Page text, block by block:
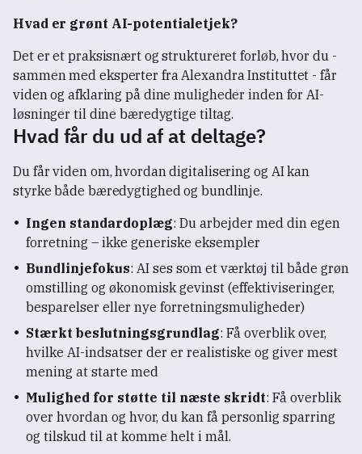
Hvad er grønt AI-potentialetjek?
Det er et praksisnært og struktureret forløb, hvor du -
sammen med eksperter fra Alexandra Instituttet - får
viden og afklaring på dine muligheder inden for AI-
løsninger til dine bæredygtige tiltag.
Hvad får du ud af at deltage?
Du får viden om, hvordan digitalisering og AI kan
styrke både bæredygtighed og bundlinje.
Ingen standardoplæg: Du arbejder med din egen
forretning – ikke generiske eksempler
Bundlinjefokus: AI ses som et værktøj til både grøn
omstilling og økonomisk gevinst (effektiviseringer,
besparelser eller nye forretningsmuligheder)
Stærkt beslutningsgrundlag: Få overblik over,
hvilke AI-indsatser der er realistiske og giver mest
mening at starte med
Mulighed for støtte til næste skridt: Få overblik
over hvordan og hvor, du kan få personlig sparring
og tilskud til at komme helt i mål.